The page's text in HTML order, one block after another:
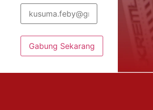
Gabung Sekarang